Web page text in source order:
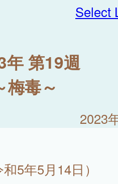
Select
年 第19週
梅毒～
2023
5年5月14日）